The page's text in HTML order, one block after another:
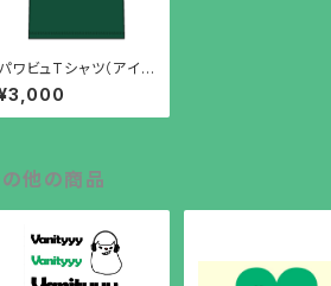
パワビュTシャツ（アイビ
グリーン）M〜XL
他の商品